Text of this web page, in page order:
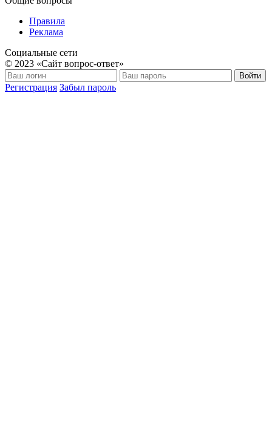
Правила
Реклама
Социальные сети
© 2023 «Сайт вопрос-ответ»
Войти
Регистрация Забыл пароль